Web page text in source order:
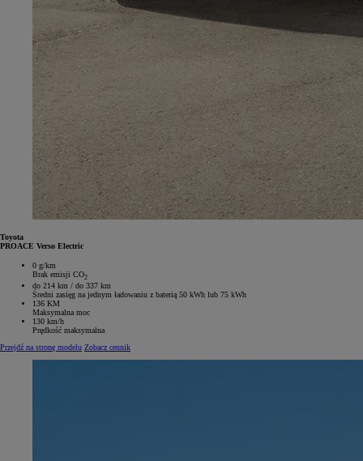
Toyota
PROACE Verso Electric
0 g/km
Brak emisji CO2
do 214 km / do 337 km
Średni zasięg na jednym ładowaniu z baterią 50 kWh lub 75 kWh
136 KM
Maksymalna moc
130 km/h
Prędkość maksymalna
Przejdź na stronę modelu Zobacz cennik